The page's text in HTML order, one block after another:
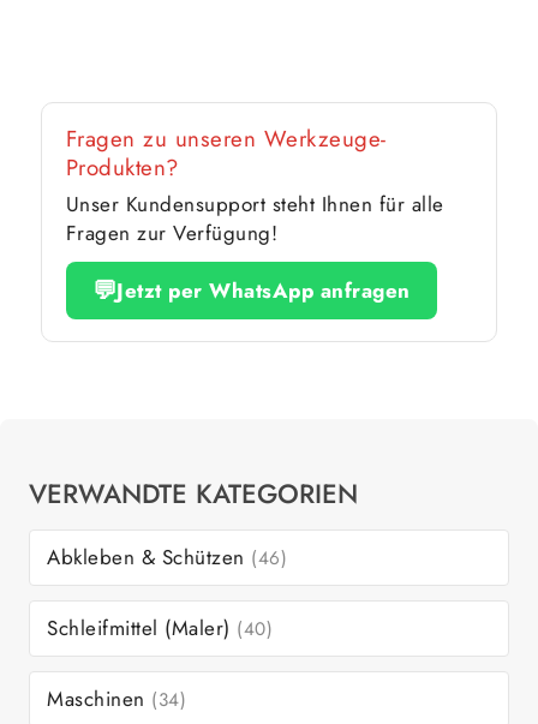
Fragen zu unseren Werkzeuge-
Produkten?
Unser Kundensupport steht Ihnen für alle
Fragen zur Verfügung!
💬Jetzt per WhatsApp anfragen
VERWANDTE KATEGORIEN
Abkleben & Schützen (46)
Schleifmittel (Maler) (40)
Maschinen (34)